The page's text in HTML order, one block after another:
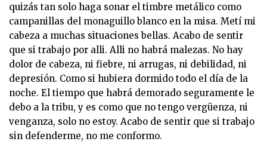
quizás tan solo haga sonar el timbre metálico como
campanillas del monaguillo blanco en la misa. Metí mi
cabeza a muchas situaciones bellas. Acabo de sentir
que si trabajo por alli. Alli no habrá malezas. No hay
dolor de cabeza, ni fiebre, ni arrugas, ni debilidad, ni
depresión. Como si hubiera dormido todo el día de la
noche. El tiempo que habrá demorado seguramente le
debo a la tribu, y es como que no tengo vergüenza, ni
venganza, solo no estoy. Acabo de sentir que si trabajo
sin defenderme, no me conformo.